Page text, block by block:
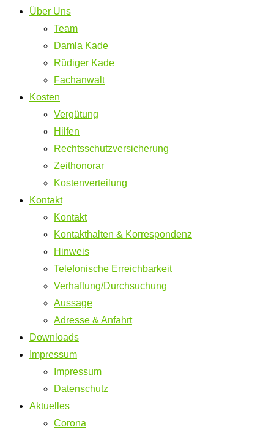
Über Uns
Team
Damla Kade
Rüdiger Kade
Fachanwalt
Kosten
Vergütung
Hilfen
Rechtsschutzversicherung
Zeithonorar
Kostenverteilung
Kontakt
Kontakt
Kontakthalten & Korrespondenz
Hinweis
Telefonische Erreichbarkeit
Verhaftung/Durchsuchung
Aussage
Adresse & Anfahrt
Downloads
Impressum
Impressum
Datenschutz
Aktuelles
Corona